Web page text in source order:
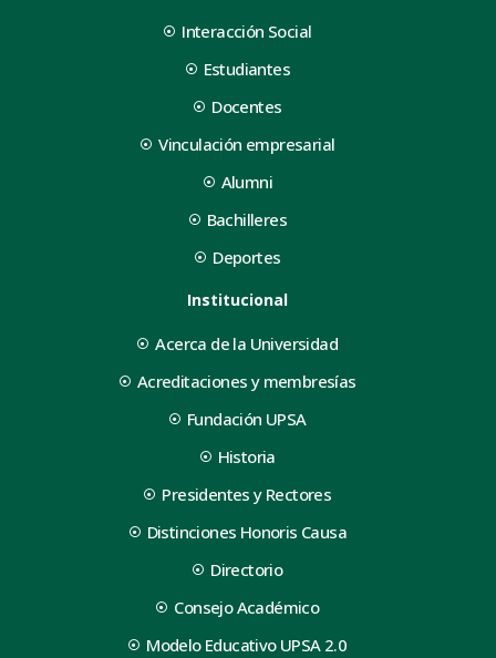
Interacción Social
Estudiantes
Docentes
Vinculación empresarial
Alumni
Bachilleres
Deportes
Institucional
Acerca de la Universidad
Acreditaciones y membresías
Fundación UPSA
Historia
Presidentes y Rectores
Distinciones Honoris Causa
Directorio
Consejo Académico
Modelo Educativo UPSA 2.0